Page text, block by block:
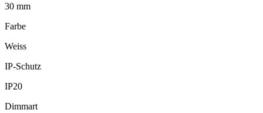
30 mm
Farbe
Weiss
IP-Schutz
IP20
Dimmart